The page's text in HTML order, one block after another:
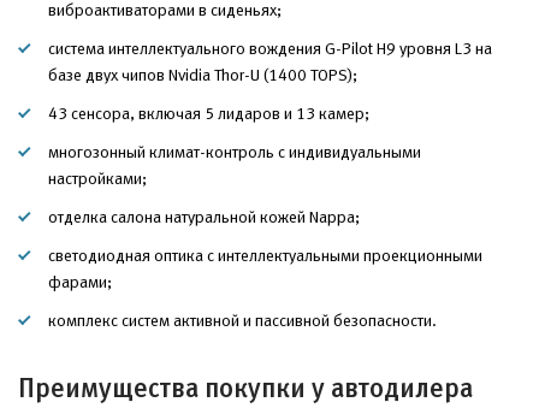
виброактиваторами в сиденьях;
система интеллектуального вождения G-Pilot H9 уровня L3 на
базе двух чипов Nvidia Thor-U (1400 TOPS);
43 сенсора, включая 5 лидаров и 13 камер;
многозонный климат-контроль с индивидуальными
настройками;
отделка салона натуральной кожей Nappa;
светодиодная оптика с интеллектуальными проекционными
фарами;
комплекс систем активной и пассивной безопасности.
Преимущества покупки у автодилера